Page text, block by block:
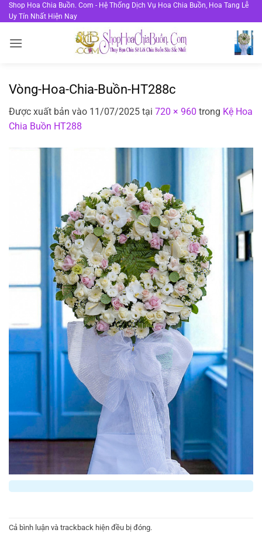
Bỏ
qua
dung
Shop Hoa Chia Buồn. Com - Hệ Thống Dịch Vụ Hoa Chia Buồn, Hoa Tang Lễ
Uy Tín Nhất Hiện Nay
Vòng-Hoa-Chia-Buồn-HT288c
Được xuất bản vào 11/07/2025 tại 720 × 960 trong Kệ Hoa
Chia Buồn HT288
Cả bình luận và trackback hiện đều bị đóng.